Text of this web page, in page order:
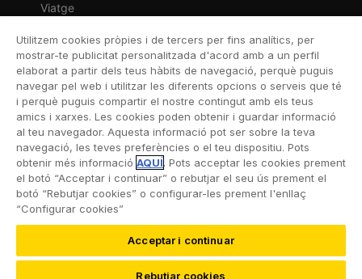
Viatge
Llar
Vida
Decessos
Dental
Esportiva
Esquí
Utilitzem cookies pròpies i de tercers per fins analítics, per
mostrar-te publicitat personalitzada d'acord amb a un perfil
elaborat a partir dels teus hàbits de navegació, perquè puguis
navegar pel web i utilitzar les diferents opcions o serveis que té
i perquè puguis compartir el nostre contingut amb els teus
amics i xarxes. Les cookies poden obtenir i guardar informació
al teu navegador. Aquesta informació pot ser sobre la teva
navegació, les teves preferències o el teu dispositiu. Pots
obtenir més informació AQUÍ. Pots acceptar les cookies prement
el botó “Acceptar i continuar” o rebutjar el seu ús prement el
botó “Rebutjar cookies” o configurar-les prement l'enllaç
“Configurar cookies”
Acceptar i continuar
Rebutjar cookies